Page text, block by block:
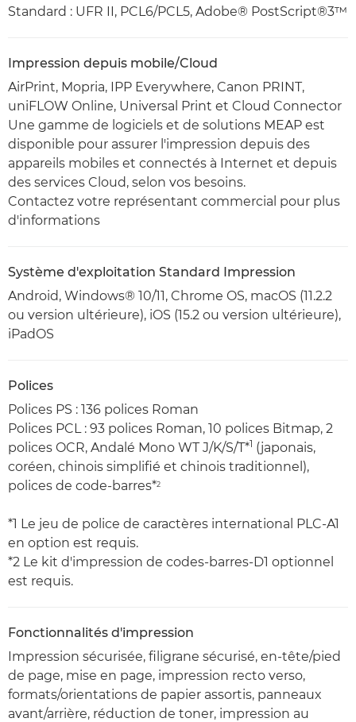
Standard : UFR II, PCL6/PCL5, Adobe® PostScript®3™
Impression depuis mobile/Cloud
AirPrint, Mopria, IPP Everywhere, Canon PRINT,
uniFLOW Online, Universal Print et Cloud Connector
Une gamme de logiciels et de solutions MEAP est
disponible pour assurer l'impression depuis des
appareils mobiles et connectés à Internet et depuis
des services Cloud, selon vos besoins.
Contactez votre représentant commercial pour plus
d'informations
Système d'exploitation Standard Impression
Android, Windows® 10/11, Chrome OS, macOS (11.2.2
ou version ultérieure), iOS (15.2 ou version ultérieure),
iPadOS
Polices
Polices PS : 136 polices Roman
Polices PCL : 93 polices Roman, 10 polices Bitmap, 2
polices OCR, Andalé Mono WT J/K/S/T*1 (japonais,
coréen, chinois simplifié et chinois traditionnel),
polices de code-barres*2
*1 Le jeu de police de caractères international PLC-A1
en option est requis.
*2 Le kit d'impression de codes-barres-D1 optionnel
est requis.
Fonctionnalités d'impression
Impression sécurisée, filigrane sécurisé, en-tête/pied
de page, mise en page, impression recto verso,
formats/orientations de papier assortis, panneaux
avant/arrière, réduction de toner, impression au